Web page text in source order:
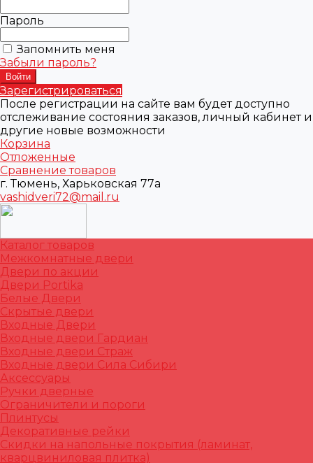
Пароль
Запомнить меня
Забыли пароль?
Зарегистрироваться
После регистрации на сайте вам будет доступно
отслеживание состояния заказов, личный кабинет и
другие новые возможности
Корзина
Отложенные
Сравнение товаров
г. Тюмень, Харьковская 77а
vashidveri72@mail.ru
Каталог товаров
Межкомнатные двери
Двери по акции
Двери Portika
Белые Двери
Скрытые двери
Входные Двери
Входные двери Гардиан
Входные двери Страж
Входные двери Сила Сибири
Аксессуары
Ручки дверные
Ограничители и пороги
Плинтусы
Декоративные рейки
Скидки на напольные покрытия (ламинат,
кварцвиниловая плитка)